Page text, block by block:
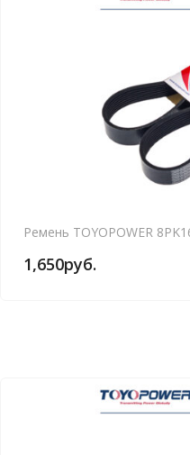
Ремень TOYOPOWER
1,650руб.